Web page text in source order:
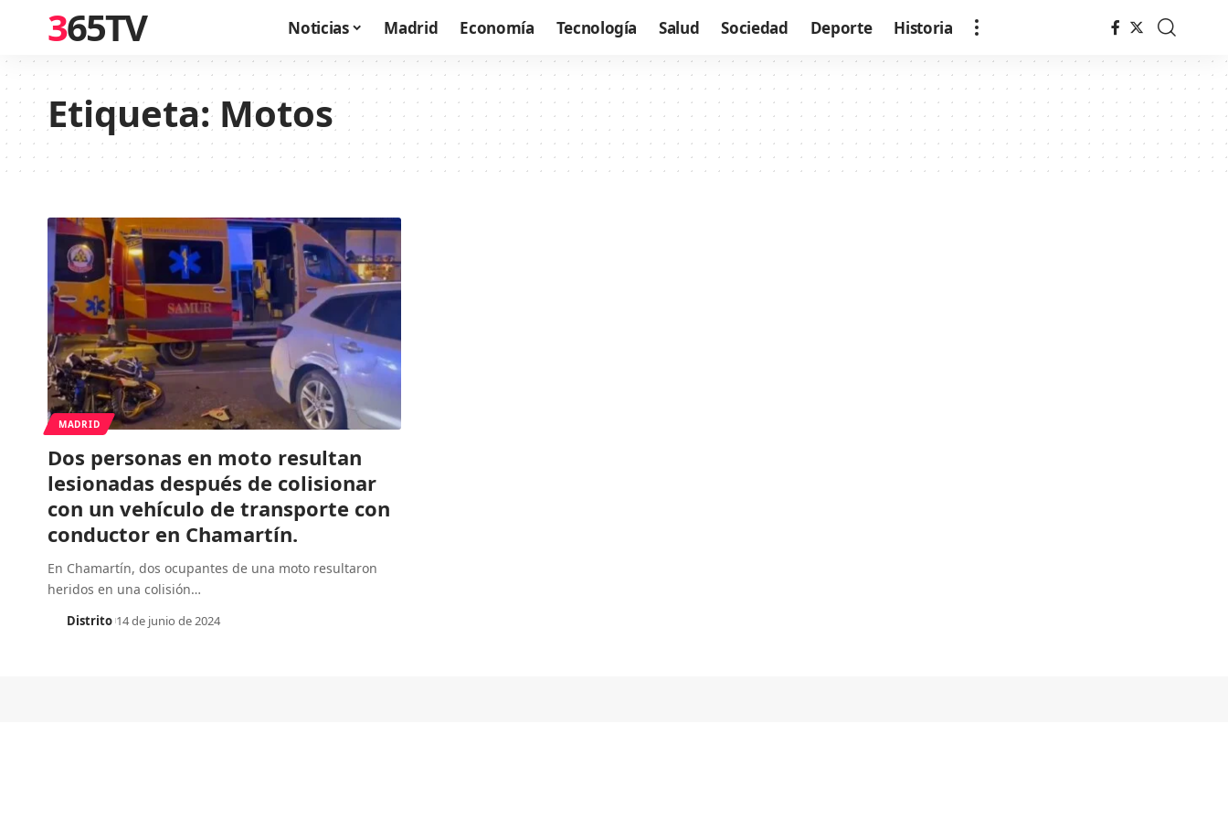
365TV Noticias Madrid Economía Tecnología Salud Sociedad Deporte Historia
Etiqueta:Motos
MADRID
Dos personas en moto resultan
lesionadas después de colisionar
con un vehículo de transporte con
conductor en Chamartín.
En Chamartín, dos ocupantes de una moto resultaron
heridos en una colisión…
Distrito 14 de junio de 2024